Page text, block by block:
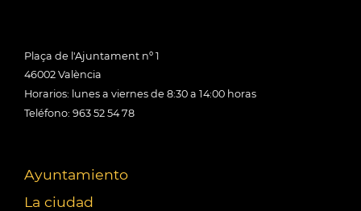
Plaça de l'Ajuntament nº 1
46002 València
Horarios: lunes a viernes de 8:30 a 14:00 horas
Teléfono: 963 52 54 78
Ayuntamiento
La ciudad